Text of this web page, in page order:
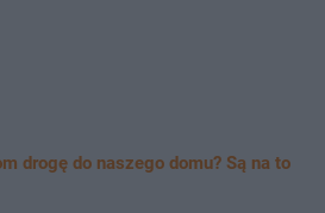
drogę do naszego domu? Są na to